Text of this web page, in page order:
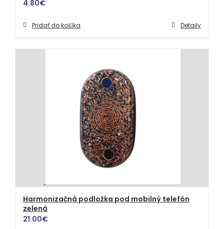
4.80€
Pridať do košíka Detaily
Harmonizačná podložka pod mobilný telefón
zelená
21.00€